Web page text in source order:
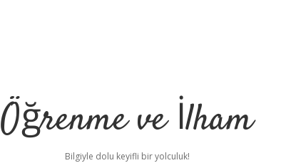
Öğrenme ve İlham
Bilgiyle dolu keyifli bir yolculuk!